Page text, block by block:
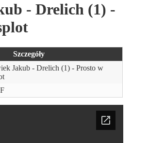
- Drelich (1) -
Szczegóły
Jakub - Drelich (1) - Prosto w